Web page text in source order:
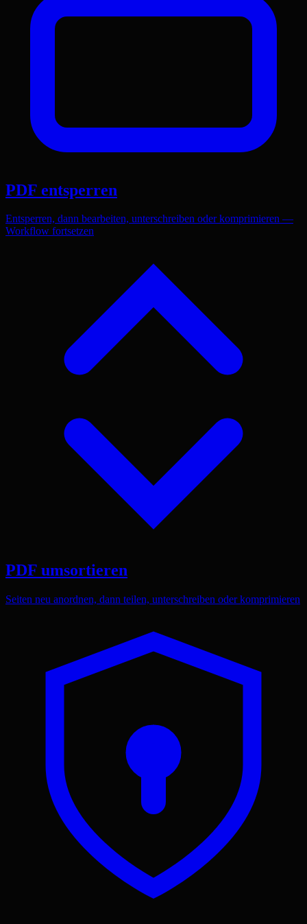
PDF entsperren
Entsperren, dann bearbeiten, unterschreiben oder komprimieren —
Workflow fortsetzen
PDF umsortieren
Seiten neu anordnen, dann teilen, unterschreiben oder komprimieren